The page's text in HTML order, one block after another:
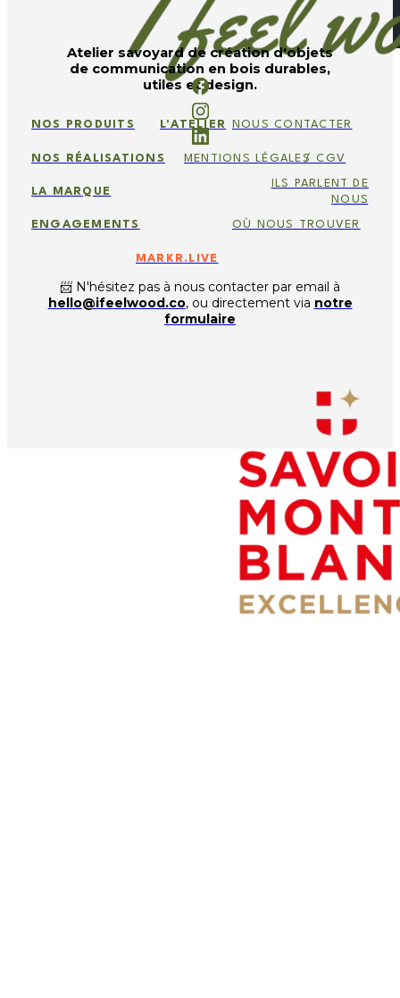
NOS PRODUITS NOUS CONTACTER
📨 N'hésitez pas à nous contacter par email à
hello@ifeelwood.co, ou directement via notre
formulaire
L'ATELIER
MENTIONS LÉGALES/ CGV
Atelier savoyard de création d'objets
de communication en bois durables,
utiles et design.
NOS RÉALISATIONS
ILS PARLENT DE
NOUS
LA MARQUE
OÙ NOUS TROUVER
ENGAGEMENTS
MARKR.LIVE